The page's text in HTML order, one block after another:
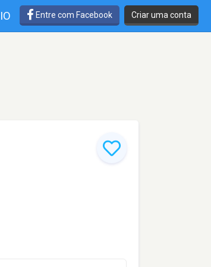
Entre com Facebook Criar uma conta